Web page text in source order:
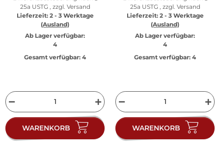
25a USTG , zzgl. Versand
Lieferzeit: 2 - 3 Werktage
(Ausland)
Ab Lager verfügbar:
4
Gesamt verfügbar: 4
WARENKORB
25a USTG , zzgl. Versand
Lieferzeit: 2 - 3 Werktage
(Ausland)
Ab Lager verfügbar:
4
Gesamt verfügbar: 4
WARENKORB